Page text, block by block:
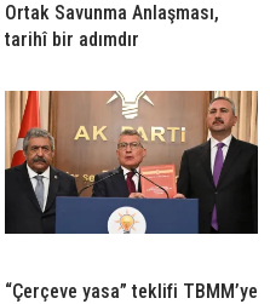
Ortak Savunma Anlaşması,
tarihî bir adımdır
“Çerçeve yasa” teklifi TBMM’ye